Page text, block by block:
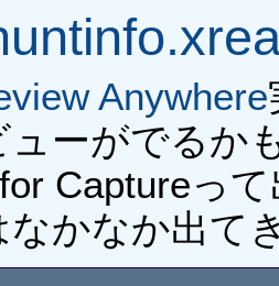
Anywhere
ューがでるか
Captureっ
なかなか出て